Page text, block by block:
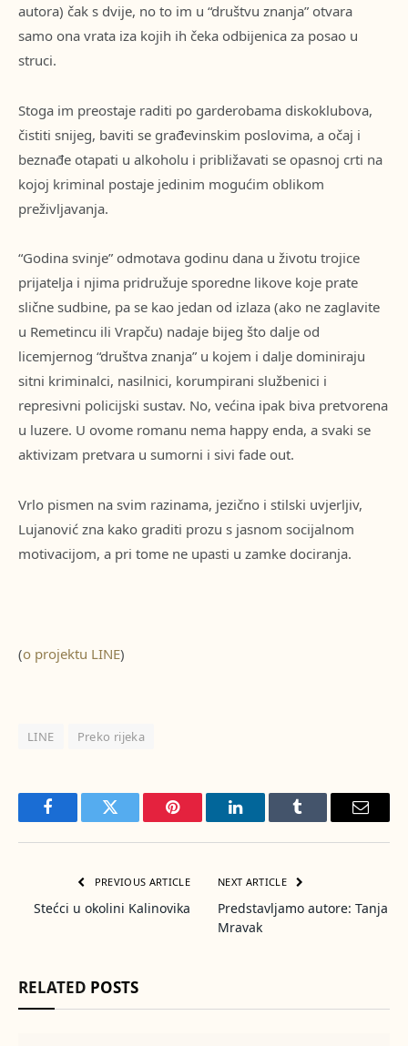
autora) čak s dvije, no to im u “društvu znanja” otvara
samo ona vrata iza kojih ih čeka odbijenica za posao u
struci.
Stoga im preostaje raditi po garderobama diskoklubova,
čistiti snijeg, baviti se građevinskim poslovima, a očaj i
beznađe otapati u alkoholu i približavati se opasnoj crti na
kojoj kriminal postaje jedinim mogućim oblikom
preživljavanja.
“Godina svinje” odmotava godinu dana u životu trojice
prijatelja i njima pridružuje sporedne likove koje prate
slične sudbine, pa se kao jedan od izlaza (ako ne zaglavite
u Remetincu ili Vrapču) nadaje bijeg što dalje od
licemjernog “društva znanja” u kojem i dalje dominiraju
sitni kriminalci, nasilnici, korumpirani službenici i
represivni policijski sustav. No, većina ipak biva pretvorena
u luzere. U ovome romanu nema happy enda, a svaki se
aktivizam pretvara u sumorni i sivi fade out.
Vrlo pismen na svim razinama, jezično i stilski uvjerljiv,
Lujanović zna kako graditi prozu s jasnom socijalnom
motivacijom, a pri tome ne upasti u zamke dociranja.
(o projektu LINE)
LINE Preko rijeka
FacebookTwitter Pinterest LinkedInTumblr Email
PREVIOUS ARTICLE
Stećci u okolini Kalinovika
NEXT ARTICLE
Predstavljamo autore: Tanja
Mravak
RELATED POSTS